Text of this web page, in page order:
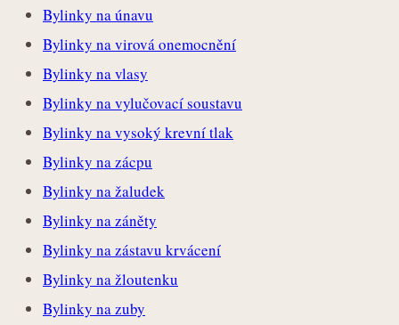
Bylinky na únavu
Bylinky na virová onemocnění
Bylinky na vlasy
Bylinky na vylučovací soustavu
Bylinky na vysoký krevní tlak
Bylinky na zácpu
Bylinky na žaludek
Bylinky na záněty
Bylinky na zástavu krvácení
Bylinky na žloutenku
Bylinky na zuby